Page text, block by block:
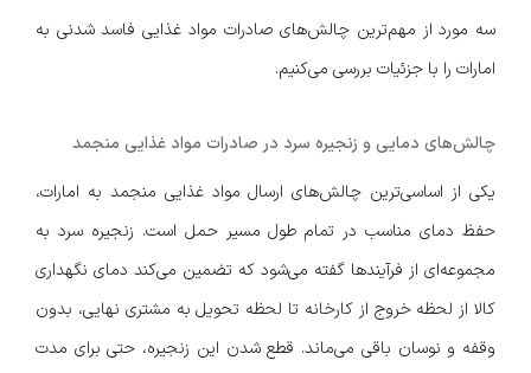
سه مورد از مهم‌ترین چالش‌های صادرات مواد غذایی فاسد شدنی به
امارات را با جزئیات بررسی می‌کنیم.
چالش‌های دمایی و زنجیره سرد در صادرات مواد غذایی منجمد
یکی از اساسی‌ترین چالش‌های ارسال مواد غذایی منجمد به امارات،
حفظ دمای مناسب در تمام طول مسیر حمل است. زنجیره سرد به
مجموعه‌ای از فرآیندها گفته می‌شود که تضمین می‌کند دمای نگهداری
کالا از لحظه خروج از کارخانه تا لحظه تحویل به مشتری نهایی، بدون
وقفه و نوسان باقی می‌ماند. قطع شدن این زنجیره، حتی برای مدت